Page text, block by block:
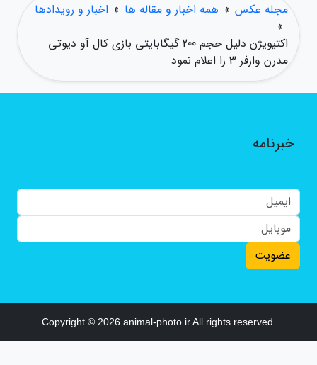
مجله عکس » همه اخبار و مقاله ها » اخبار و رویدادها
»
اکتیویژن دلیل حجم 200 گیگابایتی بازی کال آو دیوتی
مدرن وارفر 3 را اعلام نمود
خبرنامه
عضویت
Copyright © 2026 animal-photo.ir All rights reserved.